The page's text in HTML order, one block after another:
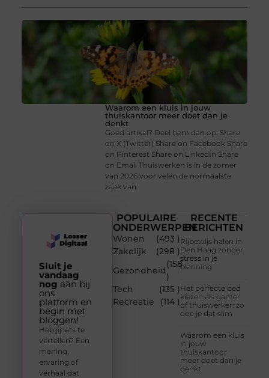
Waarom een kluis in jouw
thuiskantoor meer doet dan je
denkt
Goed artikel? Deel hem dan op: Share
on X (Twitter) Share on Facebook Share
on Pinterest Share on LinkedIn Share
on Email Thuiswerken is in de zomer
van 2026 voor velen de normaalste
zaak van
POPULAIRE
ONDERWERPEN
Wonen
(493 )
Zakelijk
(298 )
Gezondheid
(158
)
Tech
(135 )
Recreatie
(114 )
RECENTE
BERICHTEN
Rijbewijs halen in
Den Haag zonder
stress in je
planning
Het perfecte bed
kiezen als gamer
of thuiswerker: zo
doe je dat slim
Waarom een kluis
in jouw
thuiskantoor
meer doet dan je
denkt
Sluit je
vandaag
nog aan bij
ons
platform en
begin met
bloggen!
Heb jij iets te
vertellen? Een
mening,
ervaring of
verhaal dat